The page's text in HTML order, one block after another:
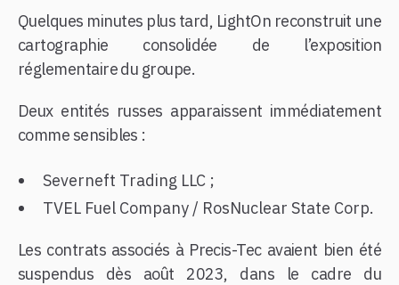
Quelques minutes plus tard, LightOn reconstruit une
cartographie consolidée de l’exposition
réglementaire du groupe.
Deux entités russes apparaissent immédiatement
comme sensibles :
Severneft Trading LLC ;
TVEL Fuel Company / RosNuclear State Corp.
Les contrats associés à Precis-Tec avaient bien été
suspendus dès août 2023, dans le cadre du